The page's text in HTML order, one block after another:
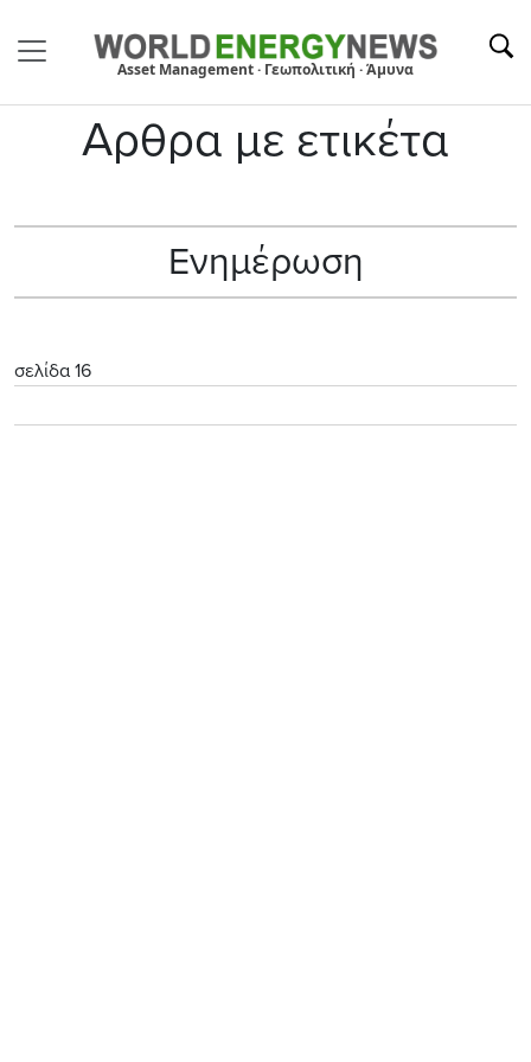
Asset Management · Γεωπολιτική · Άμυνα
Αρθρα με ετικέτα
Ενημέρωση
σελίδα 16